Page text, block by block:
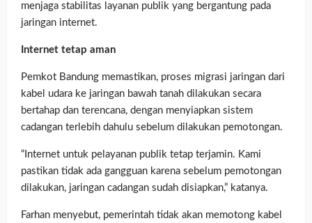
menjaga stabilitas layanan publik yang bergantung pada
jaringan internet.
Internet tetap aman
Pemkot Bandung memastikan, proses migrasi jaringan dari
kabel udara ke jaringan bawah tanah dilakukan secara
bertahap dan terencana, dengan menyiapkan sistem
cadangan terlebih dahulu sebelum dilakukan pemotongan.
“Internet untuk pelayanan publik tetap terjamin. Kami
pastikan tidak ada gangguan karena sebelum pemotongan
dilakukan, jaringan cadangan sudah disiapkan,” katanya.
Farhan menyebut, pemerintah tidak akan memotong kabel